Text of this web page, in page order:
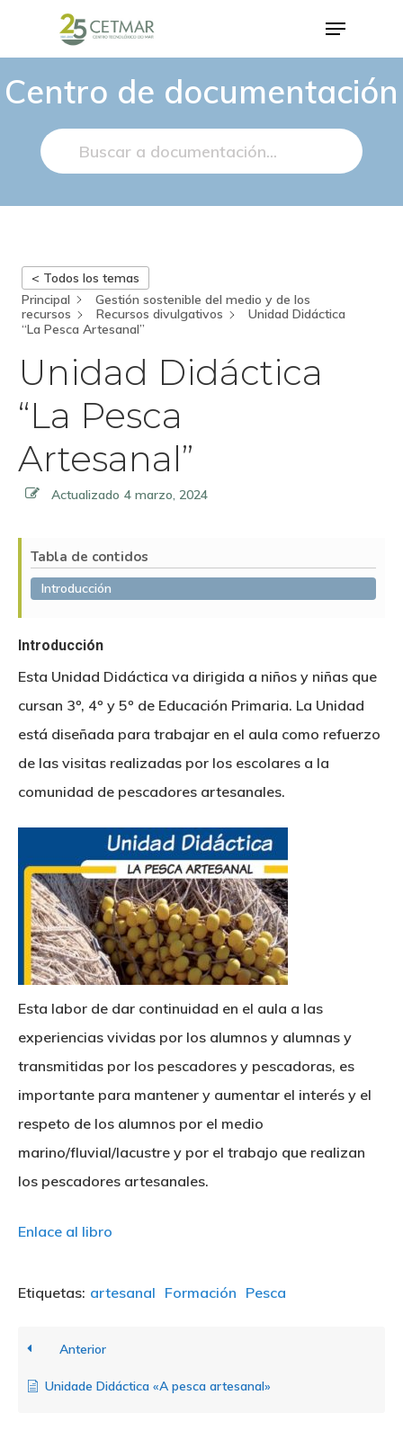
Centro de documentación
< Todos los temas
Principal
Gestión sostenible del medio y de los
recursos
Recursos divulgativos
Unidad Didáctica
“La Pesca Artesanal”
Unidad Didáctica
“La Pesca
Artesanal”
Actualizado 4 marzo, 2024
Tabla de contidos
Introducción
Introducción
Esta Unidad Didáctica va dirigida a niños y niñas que
cursan 3º, 4º y 5º de Educación Primaria. La Unidad
está diseñada para trabajar en el aula como refuerzo
de las visitas realizadas por los escolares a la
comunidad de pescadores artesanales.
Esta labor de dar continuidad en el aula a las
experiencias vividas por los alumnos y alumnas y
transmitidas por los pescadores y pescadoras, es
importante para mantener y aumentar el interés y el
respeto de los alumnos por el medio
marino/fluvial/lacustre y por el trabajo que realizan
los pescadores artesanales.
Enlace al libro
Etiquetas: artesanal Formación Pesca
Anterior
Unidade Didáctica «A pesca artesanal»